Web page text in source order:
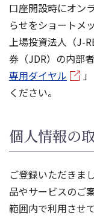
口座開設時にオン
らせをショートメ
上場投資法人（J-
券（JDR）の内部
専用ダイヤル
ください。
個人情報の
ご登録いただきま
品やサービスのご
範囲内で利用させ